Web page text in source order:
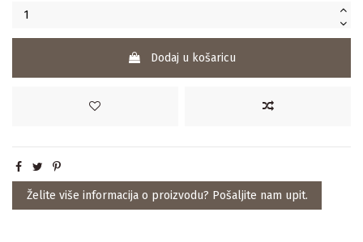
Dodaj u košaricu
Želite više informacija o proizvodu? Pošaljite nam upit.